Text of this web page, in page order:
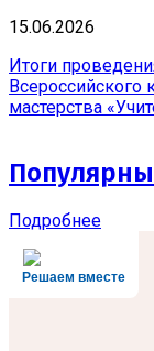
15.06.2026
Итоги
Всероссийского
мастерства
Подробнее
Решаем вместе